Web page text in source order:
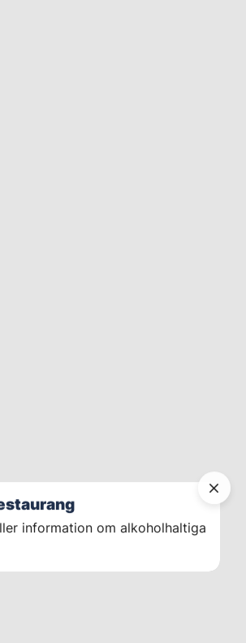
information om alkoholhaltiga